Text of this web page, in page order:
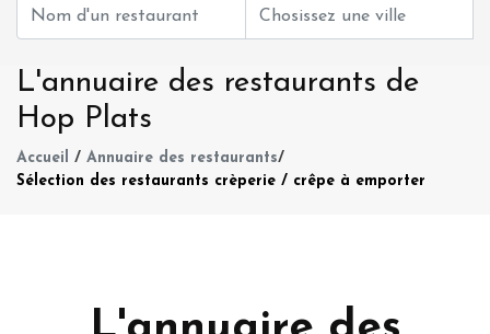
L'annuaire des restaurants de
Hop Plats
Accueil / Annuaire des restaurants/
Sélection des restaurants crèperie / crêpe à emporter